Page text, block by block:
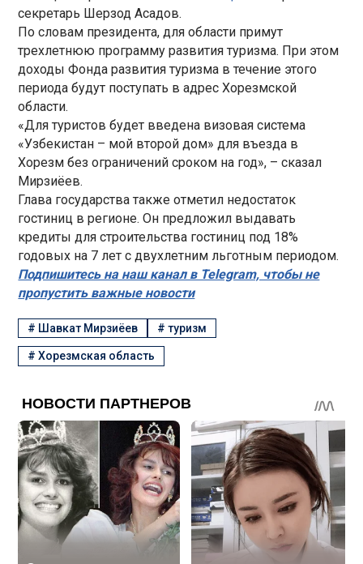
секретарь Шерзод Асадов.
По словам президента, для области примут
трехлетнюю программу развития туризма. При этом
доходы Фонда развития туризма в течение этого
периода будут поступать в адрес Хорезмской
области.
«Для туристов будет введена визовая система
«Узбекистан – мой второй дом» для въезда в
Хорезм без ограничений сроком на год», – сказал
Мирзиёев.
Глава государства также отметил недостаток
гостиниц в регионе. Он предложил выдавать
кредиты для строительства гостиниц под 18%
годовых на 7 лет с двухлетним льготным периодом.
Подпишитесь на наш канал в Telegram, чтобы не
пропустить важные новости
# Шавкат Мирзиёев #туризм
#Хорезмская область